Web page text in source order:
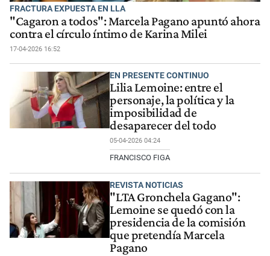
FRACTURA EXPUESTA EN LLA
"Cagaron a todos": Marcela Pagano apuntó ahora
contra el círculo íntimo de Karina Milei
17-04-2026 16:52
EN PRESENTE CONTINUO
Lilia Lemoine: entre el
personaje, la política y la
imposibilidad de
desaparecer del todo
05-04-2026 04:24
FRANCISCO FIGA
REVISTA NOTICIAS
"LTA Gronchela Gagano":
Lemoine se quedó con la
presidencia de la comisión
que pretendía Marcela
Pagano